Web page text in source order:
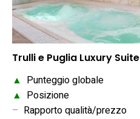
Trulli e Puglia Luxury Suite
▲ Punteggio globale
▲ Posizione
– Rapporto qualità/prezzo